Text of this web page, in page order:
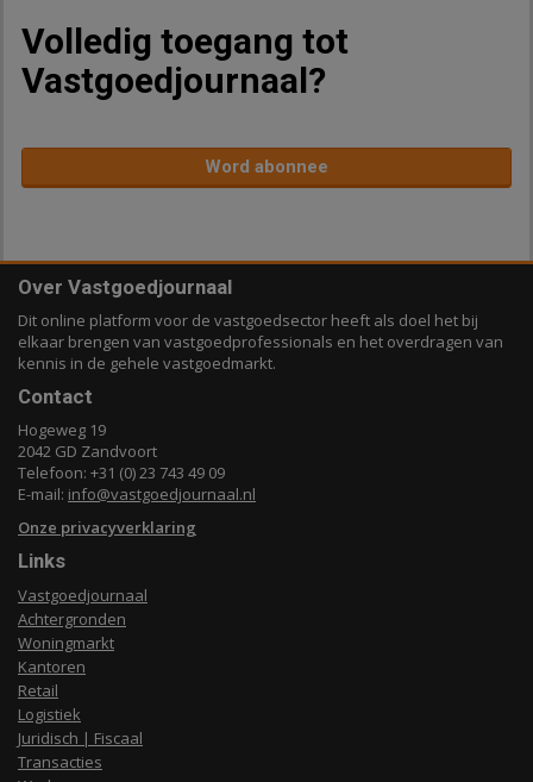
Volledig toegang tot
Vastgoedjournaal?
Word abonnee
Over Vastgoedjournaal
Dit online platform voor de vastgoedsector heeft als doel het bij
elkaar brengen van vastgoedprofessionals en het overdragen van
kennis in de gehele vastgoedmarkt.
Contact
Hogeweg 19
2042 GD Zandvoort
Telefoon: +31 (0) 23 743 49 09
E-mail: info@vastgoedjournaal.nl
Onze privacyverklaring
Links
Vastgoedjournaal
Achtergronden
Woningmarkt
Kantoren
Retail
Logistiek
Juridisch | Fiscaal
Transacties